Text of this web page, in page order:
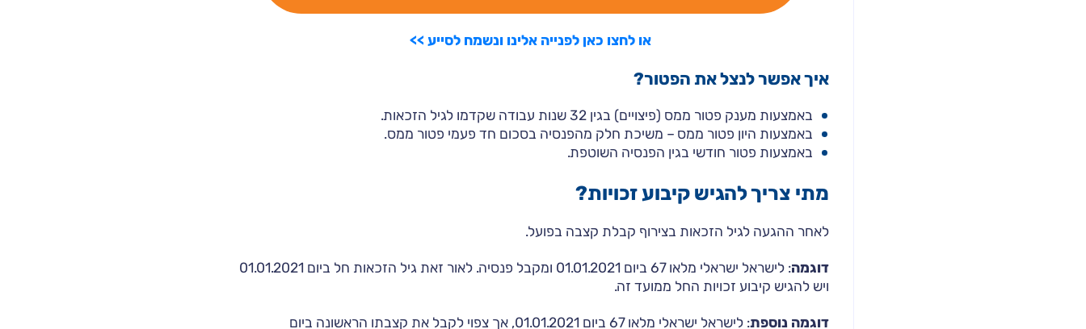
או לחצו כאן לפנייה אלינו ונשמח לסייע >>
איך אפשר לנצל את הפטור?
באמצעות מענק פטור ממס (פיצויים) בגין 32 שנות עבודה שקדמו לגיל הזכאות.
באמצעות היון פטור ממס – משיכת חלק מהפנסיה בסכום חד פעמי פטור ממס.
באמצעות פטור חודשי בגין הפנסיה השוטפת.
מתי צריך להגיש קיבוע זכויות?
לאחר ההגעה לגיל הזכאות בצירוף קבלת קצבה בפועל.
דוגמה
: לישראל ישראלי מלאו 67 ביום 01.01.2021 ומקבל פנסיה. לאור זאת גיל הזכאות חל ביום 01.01.2021
ויש להגיש קיבוע זכויות החל ממועד זה.
דוגמה נוספת : לישראל ישראלי מלאו 67 ביום 01.01.2021, אך צפוי לקבל את קצבתו הראשונה ביום